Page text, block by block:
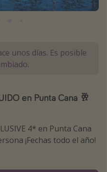
unos días. Es posible
en Punta Cana 🥂
4* en Punta Cana
¡Fechas todo el año!